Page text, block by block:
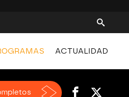
ACTUALIDAD
Zapping El Hormiguero